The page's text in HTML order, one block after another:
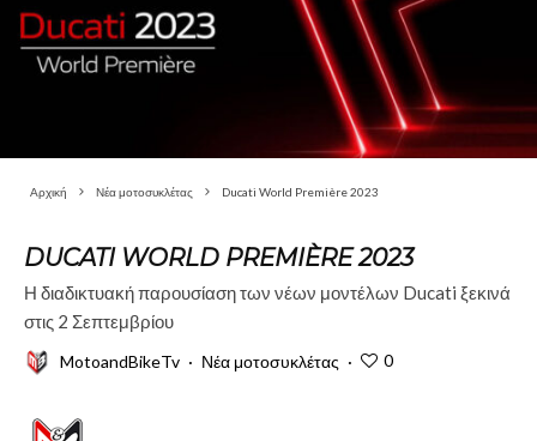
Αρχική Νέα μοτοσυκλέτας Ducati World Première 2023
DUCATI WORLD PREMIÈRE 2023
Η διαδικτυακή παρουσίαση των νέων μοντέλων Ducati ξεκινά
στις 2 Σεπτεμβρίου
MotoandBikeTv · Νέα μοτοσυκλέτας · 0